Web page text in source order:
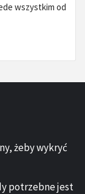
wszystkim od
żeby wykryć
potrzebne jest